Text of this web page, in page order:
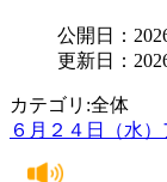
公開日：
更新日：
カテゴリ:全体
６月２４日（水